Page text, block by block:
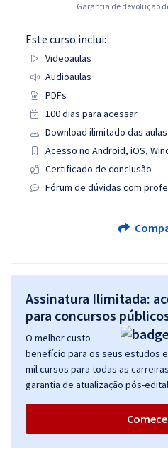
Garantia de devolução
Este curso inclui:
Videoaulas
Audioaulas
PDFs
100 dias para acessar
Download ilimitado das aulas
Acesso no Android, iOS,
Certificado de conclusão
Fórum de dúvidas com
Assinatura Ilimitada:
para concursos
O melhor custo
benefício para os seus estudos
mil cursos para todas as
garantia de atualização pós-